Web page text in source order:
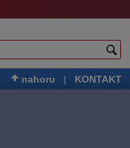
nahoru | KONTAKT